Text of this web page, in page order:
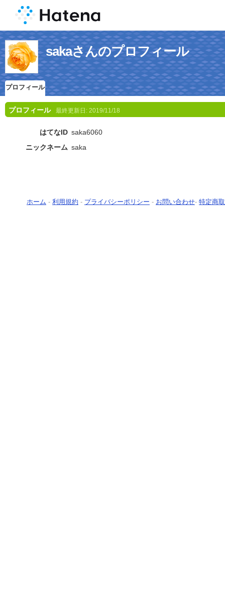
sakaさんのプロフィール
プロフィール
プロフィール 最終更新日: 2019/11/18
はてなID saka6060
ニックネーム saka
ホーム - 利用規約 - プライバシーポリシー - お問い合わせ- 特定商